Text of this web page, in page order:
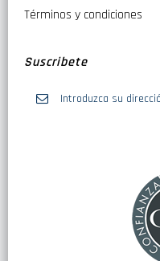
Términos y condiciones
Suscribete